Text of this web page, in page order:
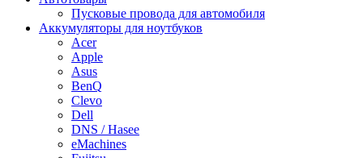
Пусковые провода для автомобиля
Аккумуляторы для ноутбуков
Acer
Apple
Asus
BenQ
Clevo
Dell
DNS / Hasee
eMachines